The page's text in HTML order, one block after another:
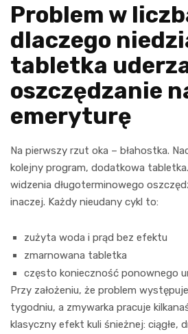
Problem w
dlaczego
tabletka
oszczędzanie
emeryturę
Na pierwszy rzut oka – błahostka.
kolejny program, dodatkowa
widzenia długoterminowego
inaczej. Każdy nieudany cykl to:
zużyta woda i prąd bez efektu
zmarnowana tabletka
często konieczność ponownego
Przy założeniu, że problem
tygodniu, a zmywarka pracuje
klasyczny efekt kuli śnieżnej: ciągłe,